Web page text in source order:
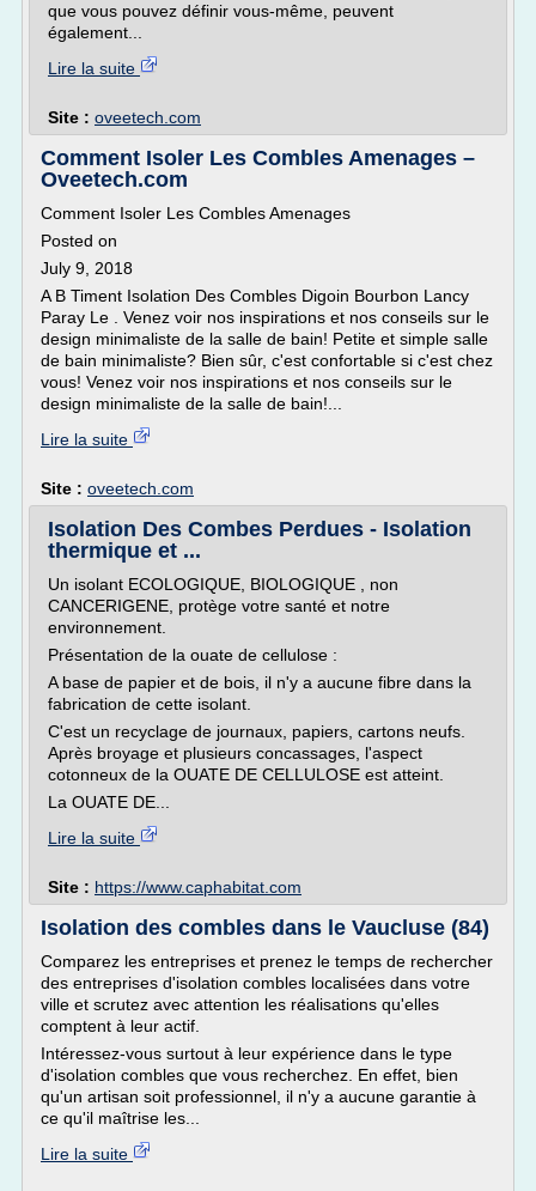
que vous pouvez définir vous-même, peuvent
également...
Lire la suite
Site : oveetech.com
Comment Isoler Les Combles Amenages –
Oveetech.com
Comment Isoler Les Combles Amenages
Posted on
July 9, 2018
A B Timent Isolation Des Combles Digoin Bourbon Lancy
Paray Le . Venez voir nos inspirations et nos conseils sur le
design minimaliste de la salle de bain! Petite et simple salle
de bain minimaliste? Bien sûr, c'est confortable si c'est chez
vous! Venez voir nos inspirations et nos conseils sur le
design minimaliste de la salle de bain!...
Lire la suite
Site : oveetech.com
Isolation Des Combes Perdues - Isolation
thermique et ...
Un isolant ECOLOGIQUE, BIOLOGIQUE , non
CANCERIGENE, protège votre santé et notre
environnement.
Présentation de la ouate de cellulose :
A base de papier et de bois, il n'y a aucune fibre dans la
fabrication de cette isolant.
C'est un recyclage de journaux, papiers, cartons neufs.
Après broyage et plusieurs concassages, l'aspect
cotonneux de la OUATE DE CELLULOSE est atteint.
La OUATE DE...
Lire la suite
Site : https://www.caphabitat.com
Isolation des combles dans le Vaucluse (84)
Comparez les entreprises et prenez le temps de rechercher
des entreprises d'isolation combles localisées dans votre
ville et scrutez avec attention les réalisations qu'elles
comptent à leur actif.
Intéressez-vous surtout à leur expérience dans le type
d'isolation combles que vous recherchez. En effet, bien
qu'un artisan soit professionnel, il n'y a aucune garantie à
ce qu'il maîtrise les...
Lire la suite